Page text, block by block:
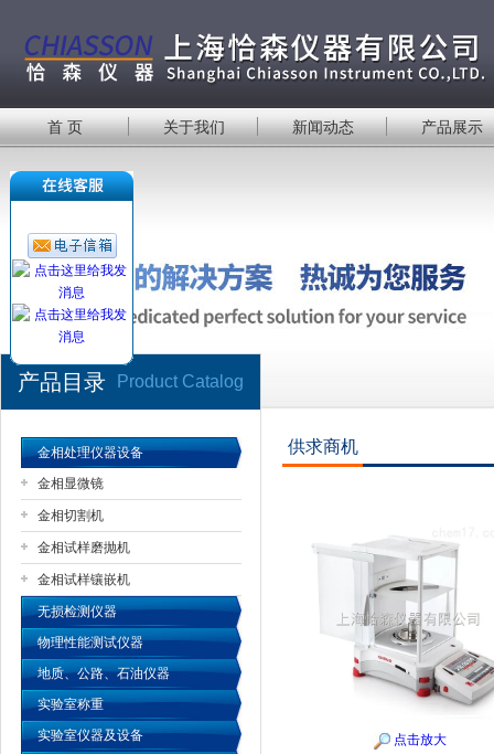
公司名称
首 页 关于我们 新闻动态 产品展示
产品目录 Product Catalog
金相处理仪器设备
金相显微镜
金相切割机
金相试样磨抛机
金相试样镶嵌机
无损检测仪器
物理性能测试仪器
地质、公路、石油仪器
实验室称重
实验室仪器及设备
供求商机
点击放大